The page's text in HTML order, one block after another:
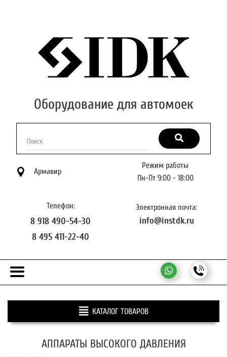
Оборудование для автомоек
Поиск
Армавир
Режим работы
Пн-Пт 9:00 - 18:00
Телефон:
8 918 490-54-30
8 495 411-22-40
Электронная почта:
info@instdk.ru
КАТАЛОГ ТОВАРОВ
АППАРАТЫ ВЫСОКОГО ДАВЛЕНИЯ